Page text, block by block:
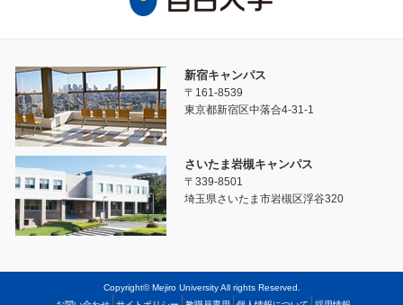
新宿キャンパス
〒161-8539
東京都新宿区中落合4-31-1
さいたま岩槻キャンパス
〒339-8501
埼玉県さいたま市岩槻区浮谷320
Copyright© Mejiro University All rights Reserved.